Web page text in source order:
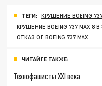
ТЕГИ:
КРУШЕНИЕ BOEING
КРУШЕНИЕ BOEING 737 MAX 8
ОТКАЗ ОТ BOEING 737 MAX
ЧИТАЙТЕ ТАКЖЕ:
Технофашисты XXI века